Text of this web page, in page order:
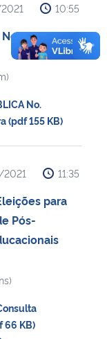
10:55
No. 01/2021
No.
(pdf 155 KB)
11:35
para
Pós-
66 KB)